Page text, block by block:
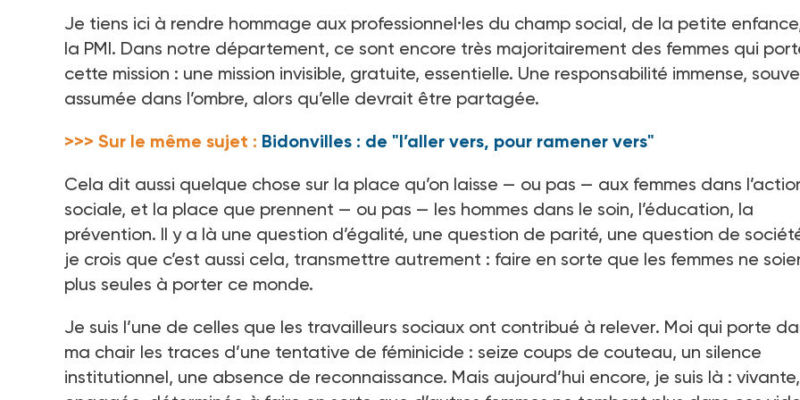
Je tiens ici à rendre hommage aux professionnel·les du champ social, de la petite
la PMI. Dans notre département, ce sont encore très majoritairement des femmes qui
cette mission : une mission invisible, gratuite, essentielle. Une responsabilité immense,
assumée dans l’ombre, alors qu’elle devrait être partagée.
>>> Sur le même sujet : Bidonvilles : de "l’aller vers, pour ramener vers"
Cela dit aussi quelque chose sur la place qu’on laisse — ou pas — aux femmes dans
sociale, et la place que prennent — ou pas — les hommes dans le soin, l’éducation, la
prévention. Il y a là une question d’égalité, une question de parité, une question de
je crois que c’est aussi cela, transmettre autrement : faire en sorte que les femmes ne
plus seules à porter ce monde.
Je suis l’une de celles que les travailleurs sociaux ont contribué à relever. Moi qui porte
ma chair les traces d’une tentative de féminicide : seize coups de couteau, un silence
institutionnel, une absence de reconnaissance. Mais aujourd’hui encore, je suis là : vivante,